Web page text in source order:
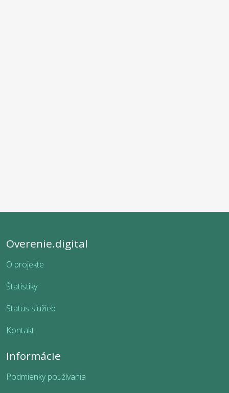
Overenie.digital
O projekte
Štatistiky
Status služieb
Kontakt
Informácie
Podmienky používania